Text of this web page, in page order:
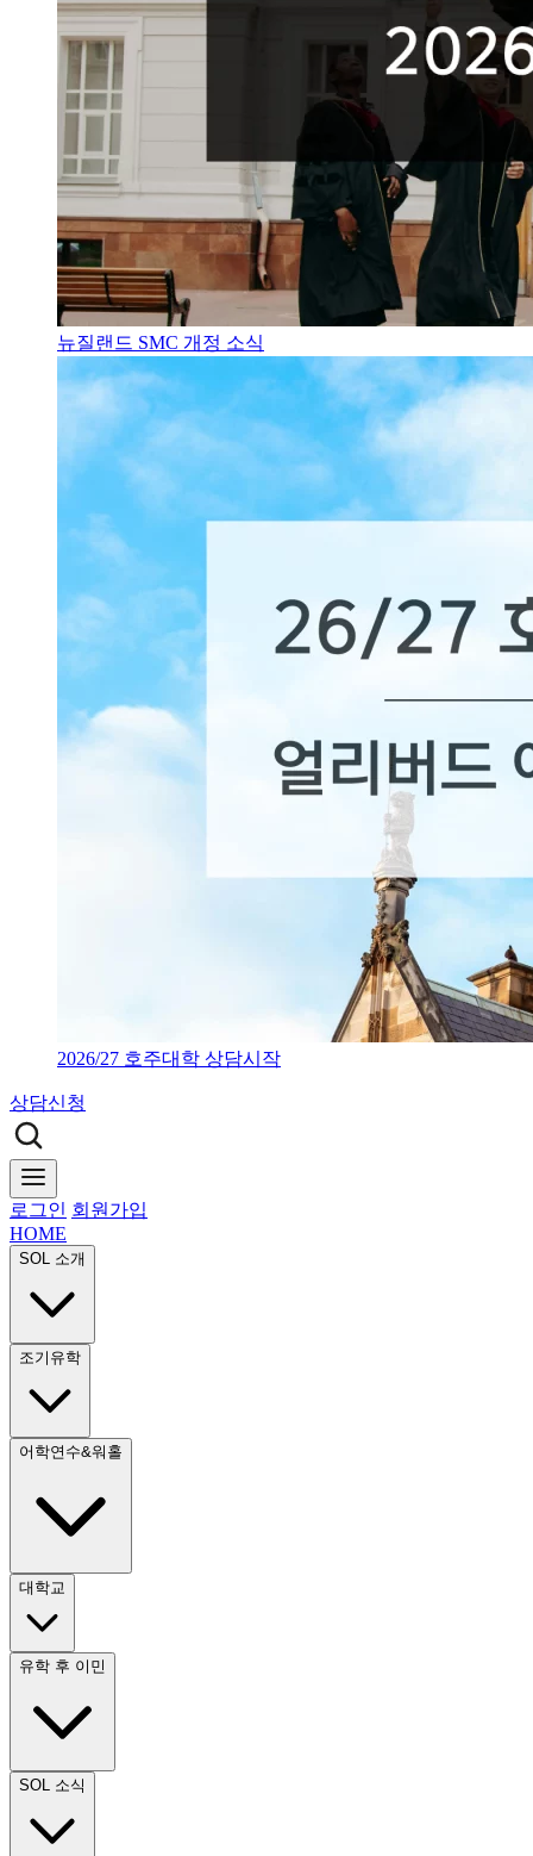
뉴질랜드 SMC 개정 소식
2026/27 호주대학 상담시작
상담신청
로그인 회원가입
HOME
SOL 소개
조기유학
어학연수&워홀
유학 후 이민
SOL 소식